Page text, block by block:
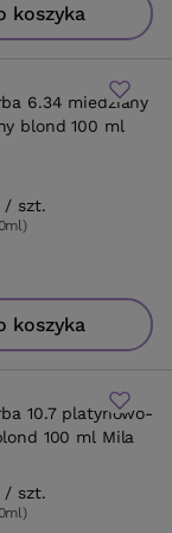
koszyka
6.34 miedziany
blond 100 ml
/ szt.
)
koszyka
10.7 platynowo-
100 ml Mila
/ szt.
)